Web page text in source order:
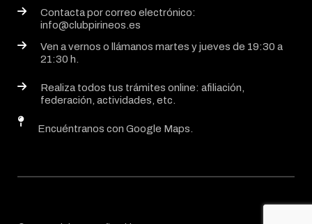
Contacta por correo electrónico:
info@clubpirineos.es
Ven a vernos o llámanos martes y jueves de 19:30 a
21:30 h.
Realiza todos tus trámites online: afiliación,
federación, actividades, etc.
Encuéntranos con Google Maps.